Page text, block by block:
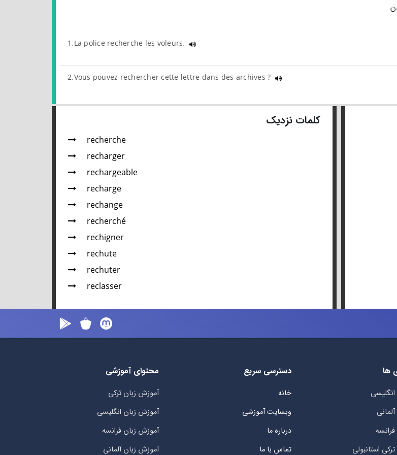
1.La police recherche les voleurs.
2.Vous pouvez rechercher cette lettre dans des archives ?
کلمات نزدیک
recherche
recharger
rechargeable
recharge
rechange
recherché
rechigner
rechute
rechuter
reclasser
ها
استانبولی
دسترسی سریع
خانه
وبسایت آموزشی
درباره ما
تماس با ما
محتوای آموزشی
آموزش زبان ترکی
آموزش زبان انگلیسی
آموزش زبان فرانسه
آموزش زبان آلمانی